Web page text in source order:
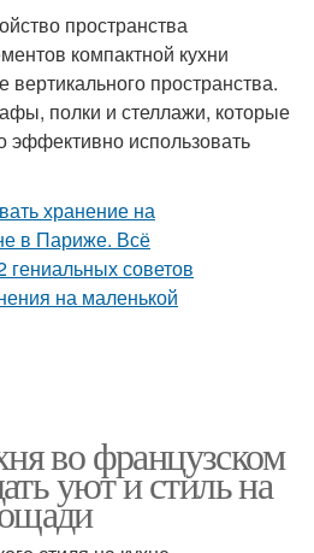
пространства
компактной кухни
вертикального пространства.
полки и стеллажи, которые
эффективно использовать
во французском
уют и стиль на